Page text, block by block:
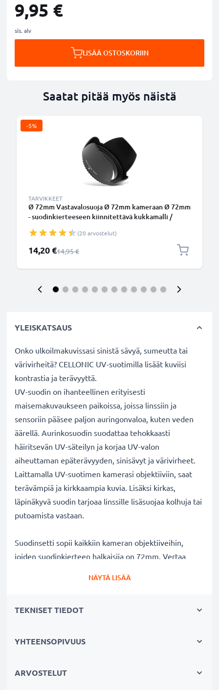
9,95 €
sis. alv
LISÄÄ OSTOSKORIIN
Saatat pitää myös näistä
-5%
TARVIKKEET
Ø 72mm Vastavalosuoja Ø 72mm kameraan Ø 72mm
- suodinkierteeseen kiinnitettävä kukkamalli /
CELLONIC
(20 arvostelut)
Erikoishinta
14,20 €Normaali hinta
14,95 €
YLEISKATSAUS
Onko ulkoilmakuvissasi sinistä sävyä, sumeutta tai
värivirheitä? CELLONIC UV-suotimilla lisäät kuviisi
kontrastia ja terävyyttä.
UV-suodin on ihanteellinen erityisesti
maisemakuvaukseen paikoissa, joissa linssiin ja
sensoriin pääsee paljon auringonvaloa, kuten veden
äärellä. Aurinkosuodin suodattaa tehokkaasti
häiritsevän UV-säteilyn ja korjaa UV-valon
aiheuttaman epäterävyyden, sinisävyt ja värivirheet.
Laittamalla UV-suotimen kamerasi objektiiviin, saat
terävämpiä ja kirkkaampia kuvia. Lisäksi kirkas,
läpinäkyvä suodin tarjoaa linssille lisäsuojaa kolhuja tai
putoamista vastaan.
Suodinsetti sopii kaikkiin kameran objektiiveihin,
joiden suodinkierteen halkaisija on 72mm. Vertaa
Parempi kuvanlaatu väreistä tai
✔ Terävämpiä ja kirkkaampia kuvia: korjaa UV-valon
NÄYTÄ LISÄÄ
TEKNISET TIEDOT
YHTEENSOPIVUUS
ARVOSTELUT